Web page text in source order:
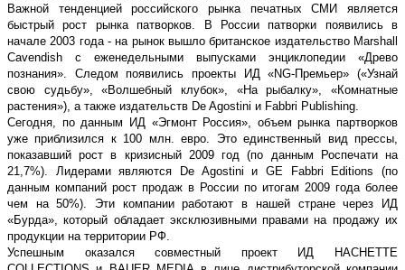
Важной тенденцией российского рынка печатных СМИ является
быстрый рост рынка патворков. В России патворки появились в
начале 2003 года - на рынок вышло британское издательство Marshall
Cavendish с еженедельными выпусками энциклопедии «Древо
познания». Следом появились проекты ИД «NG-Премьер» («Узнай
свою судьбу», «Волшебный клубок», «На рыбалку», «Комнатные
растения»), а также издательств De Agostini и Fabbri Publishing.
Сегодня, по данным ИД «Эгмонт Россия», объем рынка партворков
уже приблизился к 100 млн. евро. Это единственный вид прессы,
показавший рост в кризисный 2009 год (по данным Роспечати на
21,7%). Лидерами являются De Agostini и GE Fabbri Editions (по
данным компаний рост продаж в России по итогам 2009 года более
чем на 50%). Эти компании работают в нашей стране через ИД
«Бурда», который обладает эксклюзивными правами на продажу их
продукции на территории РФ.
Успешным оказался совместный проект ИД HACHETTE